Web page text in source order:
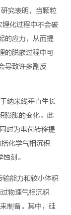
究表明，当颗粒
锂化过程中不会破
的应力，从而提
的脱嵌过程中可
导致许多副反
纳米线垂直生长
膨胀的变化。此
时为电荷转移提
化学气相沉积
蚀刻。
输能力和较小体积
物理气相沉积
制备。其中，硅